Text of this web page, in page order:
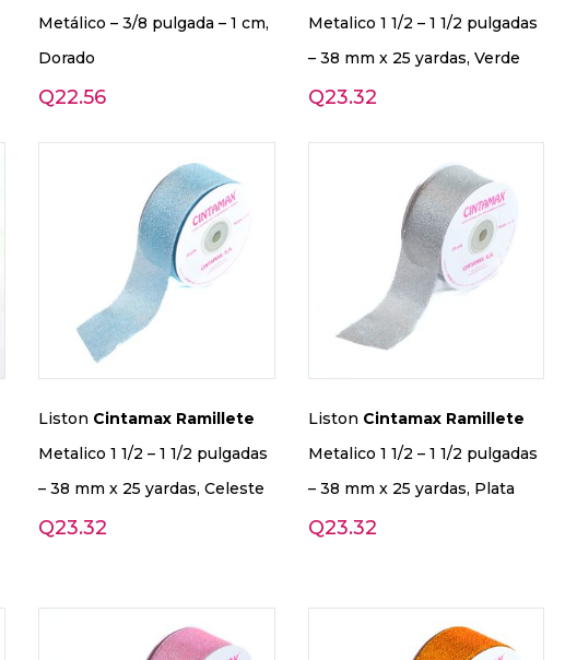
Metálico – 3/8 pulgada – 1 cm,
Dorado
Q22.56
Metalico 1 1/2 – 1 1/2 pulgadas
– 38 mm x 25 yardas, Verde
Q23.32
Liston Cintamax Ramillete
Metalico 1 1/2 – 1 1/2 pulgadas
– 38 mm x 25 yardas, Celeste
Q23.32
Liston Cintamax Ramillete
Metalico 1 1/2 – 1 1/2 pulgadas
– 38 mm x 25 yardas, Plata
Q23.32